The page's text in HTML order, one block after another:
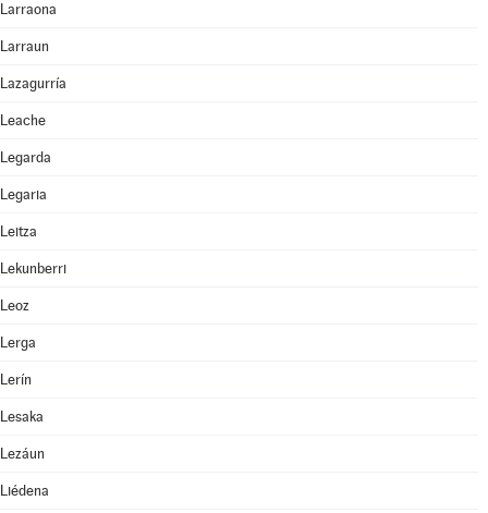
Larraona
Larraun
Lazagurría
Leache
Legarda
Legaria
Leitza
Lekunberri
Leoz
Lerga
Lerín
Lesaka
Lezáun
Liédena